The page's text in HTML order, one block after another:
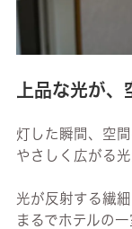
上品な光が
灯した瞬間、空
やさしく広がる
光が反射する繊細
まるでホテルの